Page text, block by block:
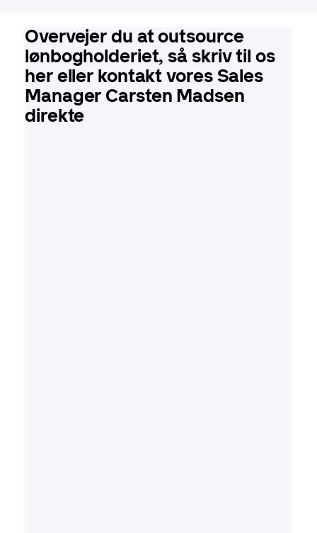
Overvejer du at outsource
lønbogholderiet, så skriv til os
her eller kontakt vores Sales
Manager Carsten Madsen
direkte